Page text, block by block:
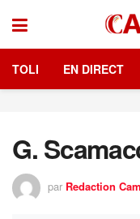
TOLI EN DIRECT
G.
par Redaction